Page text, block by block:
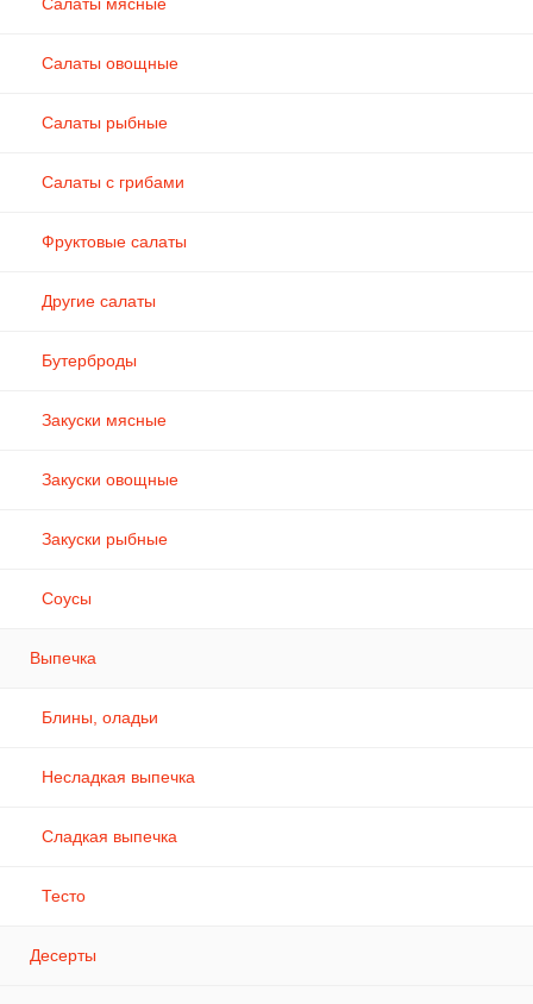
Салаты овощные
Салаты рыбные
Салаты с грибами
Фруктовые салаты
Другие салаты
Бутерброды
Закуски мясные
Закуски овощные
Закуски рыбные
Соусы
Выпечка
Блины, оладьи
Несладкая выпечка
Сладкая выпечка
Тесто
Десерты